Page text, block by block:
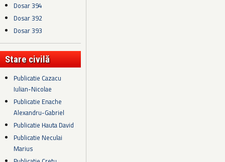
Dosar 394
Dosar 392
Dosar 393
Stare civilă
Publicatie Cazacu
Iulian-Nicolae
Publicatie Enache
Alexandru-Gabriel
Publicatie Hauta David
Publicatie Neculai
Marius